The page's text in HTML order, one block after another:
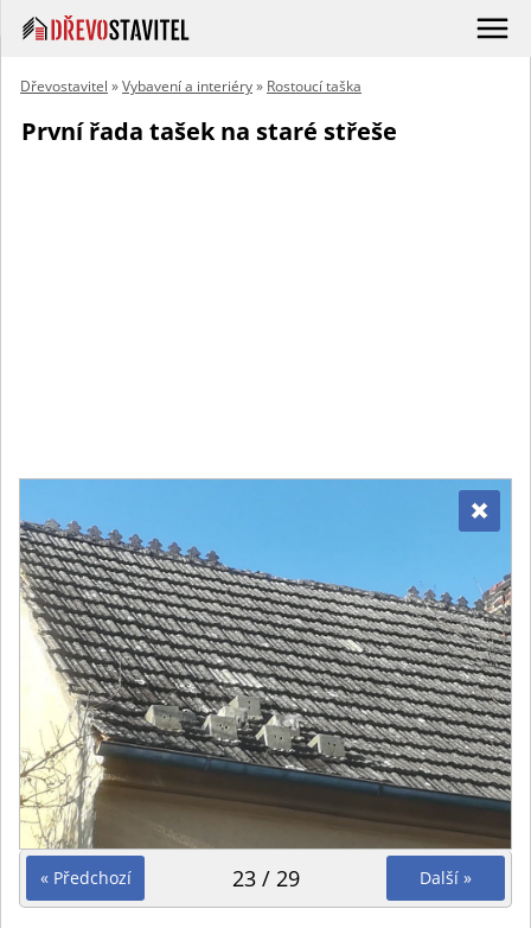
Dřevostavitel »Vybavení a interiéry» Rostoucí taška
První řada tašek na staré střeše
« Předchozí Další »
23 / 29